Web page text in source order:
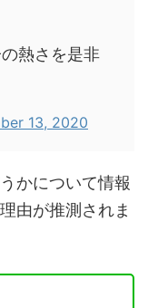
熱さを是非
13, 2020
かについて情報
由が推測されま